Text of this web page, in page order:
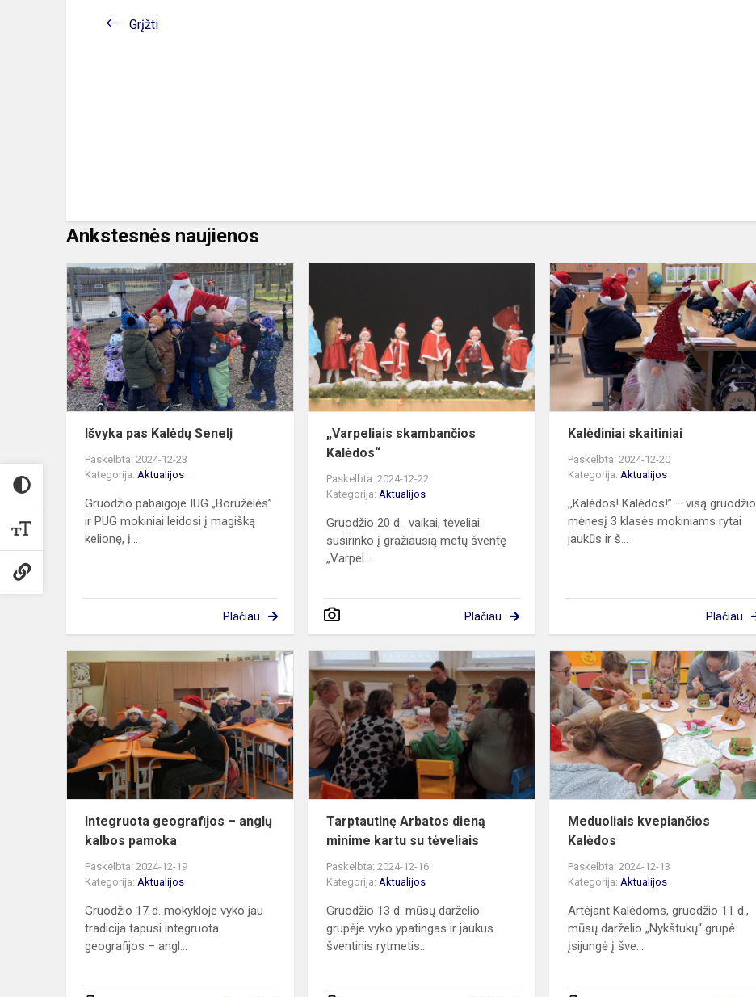
Grįžti
Ankstesnės naujienos
Išvyka
pas
Kalėdų
Senelį
Išvyka pas Kalėdų Senelį
Paskelbta: 2024-12-23
Kategorija: Aktualijos
Gruodžio pabaigoje IUG „Boružėlės”
ir PUG mokiniai leidosi į magišką
kelionę, į...
Plačiau
„Varpeliais
skambančios
Kalėdos“
„Varpeliais skambančios
Kalėdos“
Paskelbta: 2024-12-22
Kategorija:Aktualijos
Gruodžio 20 d. vaikai, tėveliai
susirinko į gražiausią metų šventę
„Varpel...
Plačiau
Kalėdiniai skaitiniai
Paskelbta: 2024-12-20
Kategorija:Aktualijos
,,Kalėdos! Kalėdos!” – visą gruodžio
mėnesį 3 klasės mokiniams rytai
jaukūs ir š...
Plačiau
Integruota
geografijos
–
anglų
kalbos
pamoka
Integruota geografijos – anglų
kalbos pamoka
Paskelbta: 2024-12-19
Kategorija: Aktualijos
Gruodžio 17 d. mokykloje vyko jau
tradicija tapusi integruota
geografijos – angl...
Tarptautinę
Arbatos
dieną
minime
kartu
tėveliais
Tarptautinę Arbatos dieną
minime kartu su tėveliais
Paskelbta: 2024-12-16
Kategorija:Aktualijos
Gruodžio 13 d. mūsų darželio
grupėje vyko ypatingas ir jaukus
šventinis rytmetis...
Meduoliais kvepiančios
Kalėdos
Paskelbta: 2024-12-13
Kategorija:Aktualijos
Artėjant Kalėdoms, gruodžio 11 d.,
mūsų darželio „Nykštukų“ grupė
įsijungė į šve...